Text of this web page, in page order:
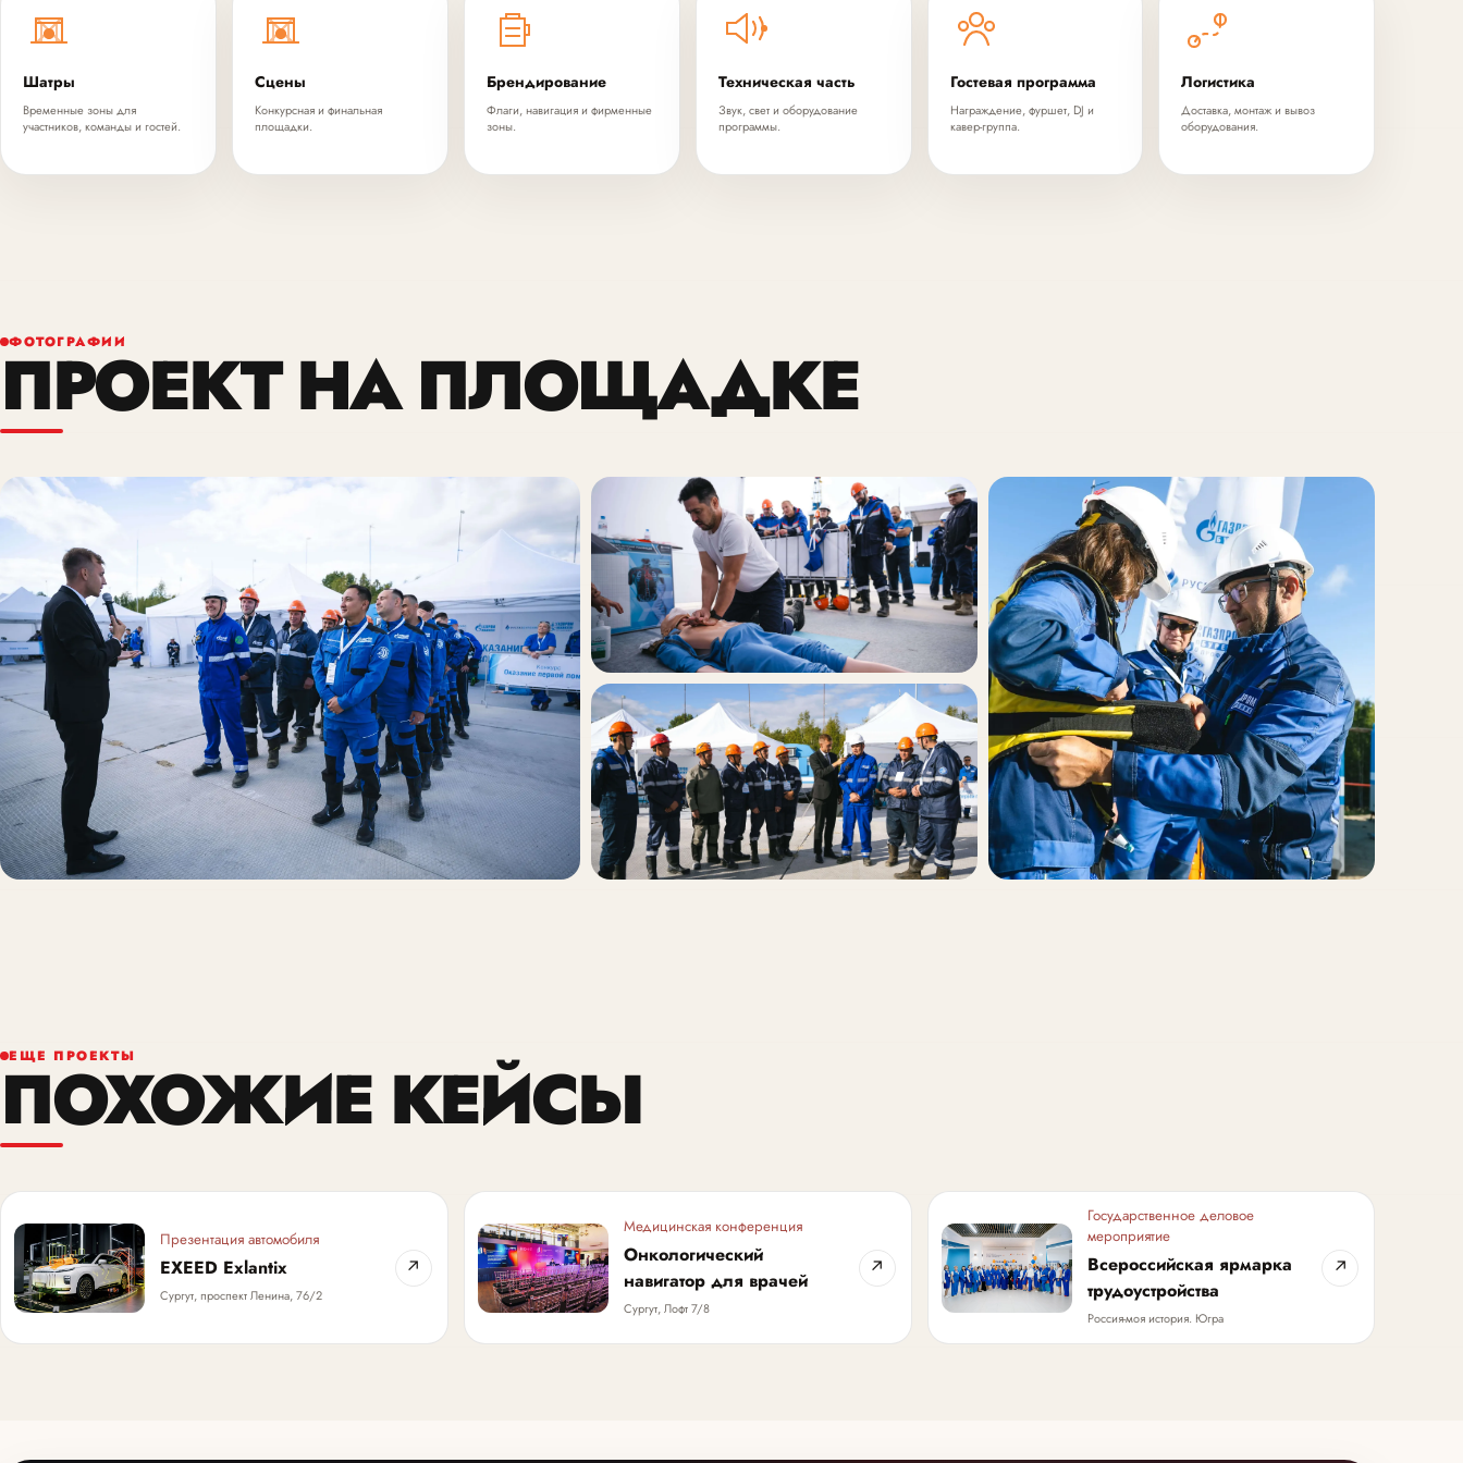
Шатры
Временные зоны для
участников, команды и гостей.
Сцены
Конкурсная и финальная
площадки.
Брендирование
Флаги, навигация и фирменные
зоны.
Техническая часть
Звук, свет и оборудование
программы.
Гостевая программа
Награждение, фуршет, DJ и
кавер-группа.
Логистика
Доставка, монтаж и вывоз
оборудования.
ФОТОГРАФИИ
ПРОЕКТ НА ПЛОЩАДКЕ
ЕЩЕ ПРОЕКТЫ
ПОХОЖИЕ КЕЙСЫ
Презентация автомобиля
EXEED Exlantix
Сургут, проспект Ленина, 76/2
↗
Медицинская конференция
Онкологический
навигатор для врачей
Сургут, Лофт 7/8
↗
Государственное деловое
мероприятие
Всероссийская ярмарка
трудоустройства
Россия-моя история. Югра
↗